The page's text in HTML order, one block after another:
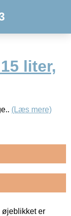
liter,
(Læs mere)
øjeblikket er